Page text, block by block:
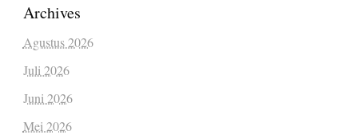
Archives
Agustus 2026
Juli 2026
Juni 2026
Mei 2026